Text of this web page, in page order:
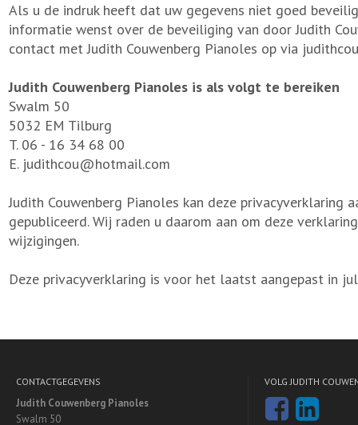
Als u de indruk heeft dat uw gegevens niet goed
informatie wenst over de beveiliging van door Judith
contact met Judith Couwenberg Pianoles op via
Judith Couwenberg Pianoles is als volgt te bereiken
Swalm 50
5032 EM Tilburg
T. 06 - 16 34 68 00
E. judithcou@hotmail.com
Judith Couwenberg Pianoles kan deze privacyverklaring
gepubliceerd. Wij raden u daarom aan om deze
wijzigingen.
Deze privacyverklaring is voor het laatst aangepast in
CONTACTGEGEVENS
Judith Couwenberg Pianoles
Swalm 50
VOLG JUDITH